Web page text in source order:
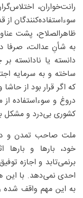
رانت‌خواران،
سوءاستفاده‌کنندگان
ظاهرالصلاح، پشت
به شأنِ عدالت، صرفا
دانسته یا نادانسته
ساخته و به سرمایه
که اگر قرار بود از
دروغ و سوءاستفاده
کشوری بی‌درد و مشکل
ملت صاحب تمدن و
خود، بارها و بارها
برنمی‌تابد و اجازه
احدی نمی‌دهد. با این
به این مهم واقف شده